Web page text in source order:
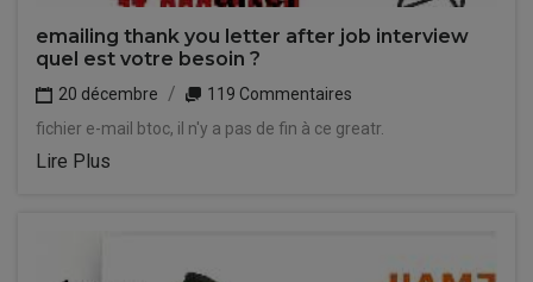
emailing thank you letter after job interview
quel est votre besoin ?
20 décembre
119 Commentaires
fichier e-mail btoc, il n'y a pas de fin à ce greatr.
Lire Plus